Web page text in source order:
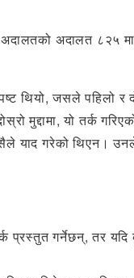
अदालतको अदालत ८२५
जसले पहिलो र
मुद्दामा, यो तर्क
याद गरेको थिएन।
प्रस्तुत गर्नेछन्, तर